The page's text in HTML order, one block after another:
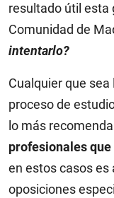
resultado útil esta
Comunidad de
intentarlo?
Cualquier que sea
proceso de
lo más
profesionales
en estos casos es
oposiciones